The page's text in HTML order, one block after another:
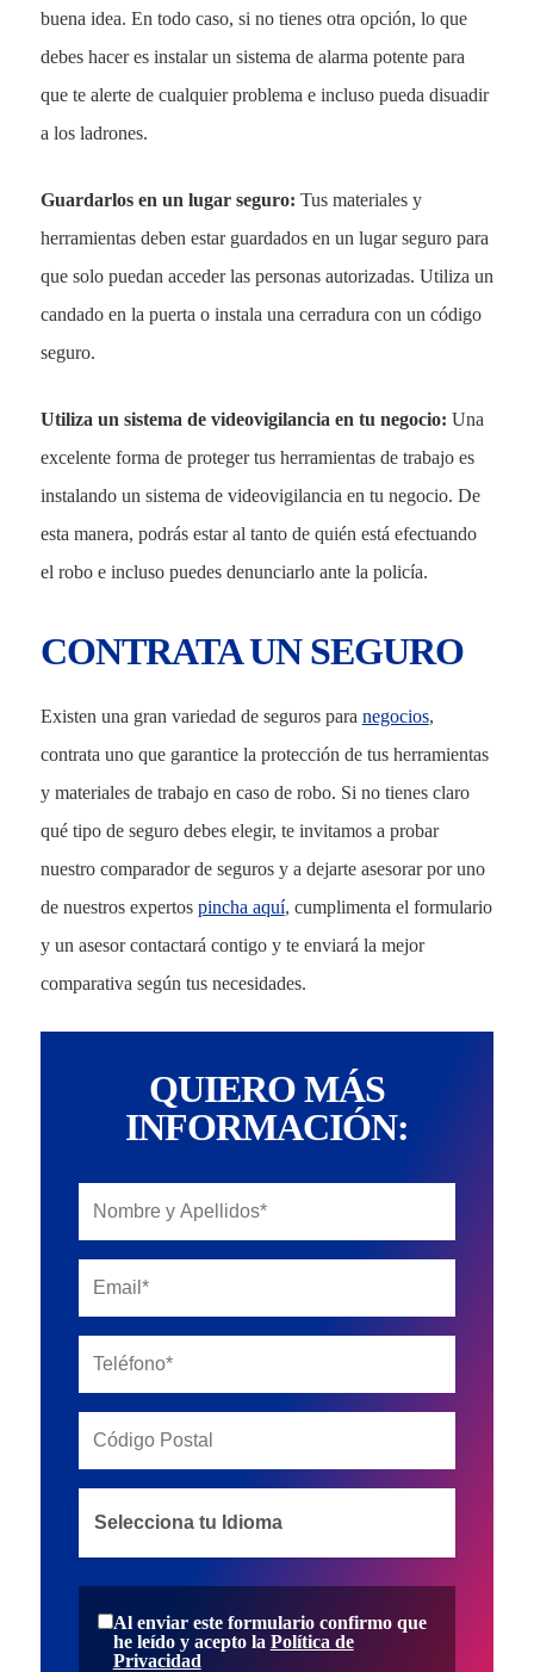
buena idea. En todo caso, si no tienes otra opción, lo que
debes hacer es instalar un sistema de alarma potente para
que te alerte de cualquier problema e incluso pueda disuadir
a los ladrones.
Guardarlos en un lugar seguro: Tus materiales y
herramientas deben estar guardados en un lugar seguro para
que solo puedan acceder las personas autorizadas. Utiliza un
candado en la puerta o instala una cerradura con un código
seguro.
Utiliza un sistema de videovigilancia en tu negocio: Una
excelente forma de proteger tus herramientas de trabajo es
instalando un sistema de videovigilancia en tu negocio. De
esta manera, podrás estar al tanto de quién está efectuando
el robo e incluso puedes denunciarlo ante la policía.
CONTRATA UN SEGURO
Existen una gran variedad de seguros para negocios,
contrata uno que garantice la protección de tus herramientas
y materiales de trabajo en caso de robo. Si no tienes claro
qué tipo de seguro debes elegir, te invitamos a probar
nuestro comparador de seguros y a dejarte asesorar por uno
de nuestros expertos pincha aquí, cumplimenta el formulario
y un asesor contactará contigo y te enviará la mejor
comparativa según tus necesidades.
QUIERO MÁS
INFORMACIÓN:
Al enviar este formulario confirmo que
he leído y acepto la Política de
Privacidad
Sectores
Vehículos
Mapa del Sitio